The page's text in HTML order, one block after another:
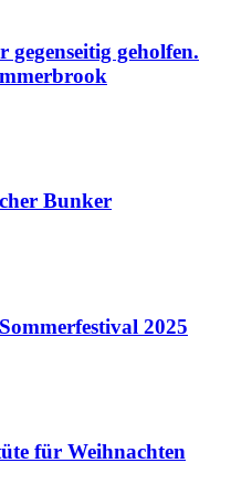
geholfen.
Bunker
2025
für Weihnachten